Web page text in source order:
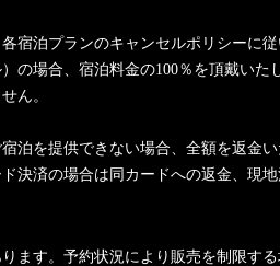
宿泊プランのキャンセルポリシーに
の場合、宿泊料金の100％を頂戴いた
ん。
泊を提供できない場合、全額を返金い
決済の場合は同カードへの返金、現
ます。予約状況により販売を制限する